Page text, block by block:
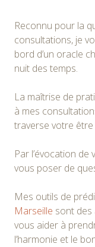
Reconnu pour la
consultations, je
bord d’un oracle
nuit des temps.
La maîtrise de
à mes
traverse votre
Par l’évocation
vous poser de
Mes outils de
Marseille sont des
vous aider à
l’harmonie et le